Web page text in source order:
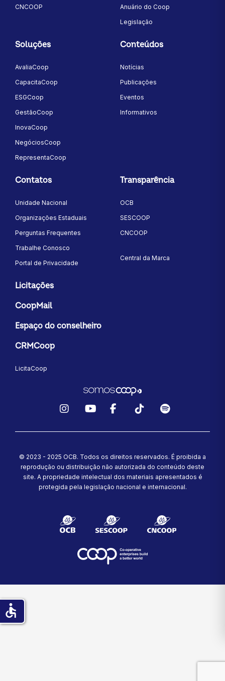
CNCOOP
Anuário do Coop
Legislação
Soluções
AvaliaCoop
CapacitaCoop
ESGCoop
GestãoCoop
InovaCoop
NegóciosCoop
RepresentaCoop
Conteúdos
Notícias
Publicações
Eventos
Informativos
Contatos
Unidade Nacional
Organizações Estaduais
Perguntas Frequentes
Trabalhe Conosco
Portal de Privacidade
Transparência
OCB
SESCOOP
CNCOOP
Central da Marca
Licitações
CoopMail
Espaço do conselheiro
CRMCoop
LicitaCoop
© 2023 - 2025 OCB. Todos os direitos reservados. É proibida a
reprodução ou distribuição não autorizada do conteúdo deste
site. A propriedade intelectual dos materiais apresentados é
protegida pela legislação nacional e internacional.
accessible